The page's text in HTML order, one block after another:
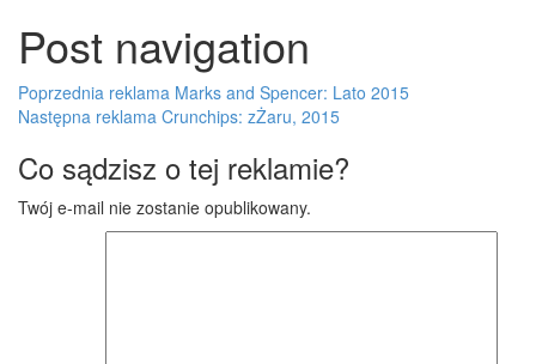
Post navigation
Poprzednia reklama Marks and Spencer: Lato 2015
Następna reklama Crunchips: zŻaru, 2015
Co sądzisz o tej reklamie?
Twój e-mail nie zostanie opublikowany.